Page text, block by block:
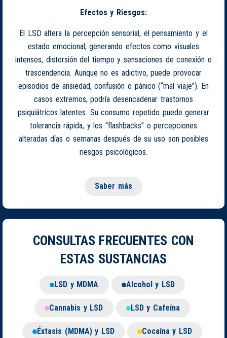
Efectos y Riesgos:
El LSD altera la percepción sensorial, el pensamiento y el
estado emocional, generando efectos como visuales
intensos, distorsión del tiempo y sensaciones de conexión o
trascendencia. Aunque no es adictivo, puede provocar
episodios de ansiedad, confusión o pánico (“mal viaje”). En
casos extremos, podría desencadenar trastornos
psiquiátricos latentes. Su consumo repetido puede generar
tolerancia rápida, y los “flashbacks” o percepciones
alteradas días o semanas después de su uso son posibles
riesgos psicológicos.
Saber más
CONSULTAS FRECUENTES CON
ESTAS SUSTANCIAS
LSD y MDMA Alcohol y LSD
Cannabis y LSD LSD y Cafeína
Éxtasis (MDMA) y LSD Cocaína y LSD